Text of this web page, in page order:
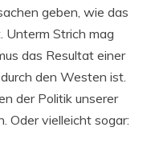
geben, wie das
Unterm Strich mag
das Resultat einer
den Westen ist.
der Politik unserer
Oder vielleicht sogar: